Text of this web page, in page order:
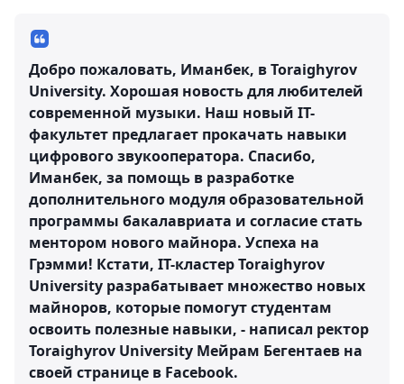
Добро пожаловать, Иманбек, в Toraighyrov
University. Хорошая новость для любителей
современной музыки. Наш новый IT-
факультет предлагает прокачать навыки
цифрового звукооператора. Спасибо,
Иманбек, за помощь в разработке
дополнительного модуля образовательной
программы бакалавриата и согласие стать
ментором нового майнора. Успеха на
Грэмми! Кстати, IT-кластер Toraighyrov
University разрабатывает множество новых
майноров, которые помогут студентам
освоить полезные навыки, - написал ректор
Toraighyrov University Мейрам Бегентаев на
своей странице в Facebook.